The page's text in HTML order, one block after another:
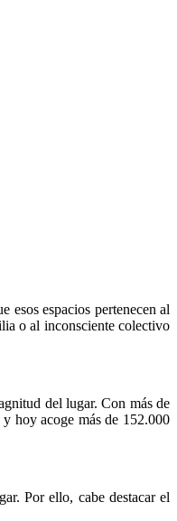
esos espacios pertenecen al
o al inconsciente colectivo
del lugar. Con más de
y hoy acoge más de 152.000
Por ello, cabe destacar el